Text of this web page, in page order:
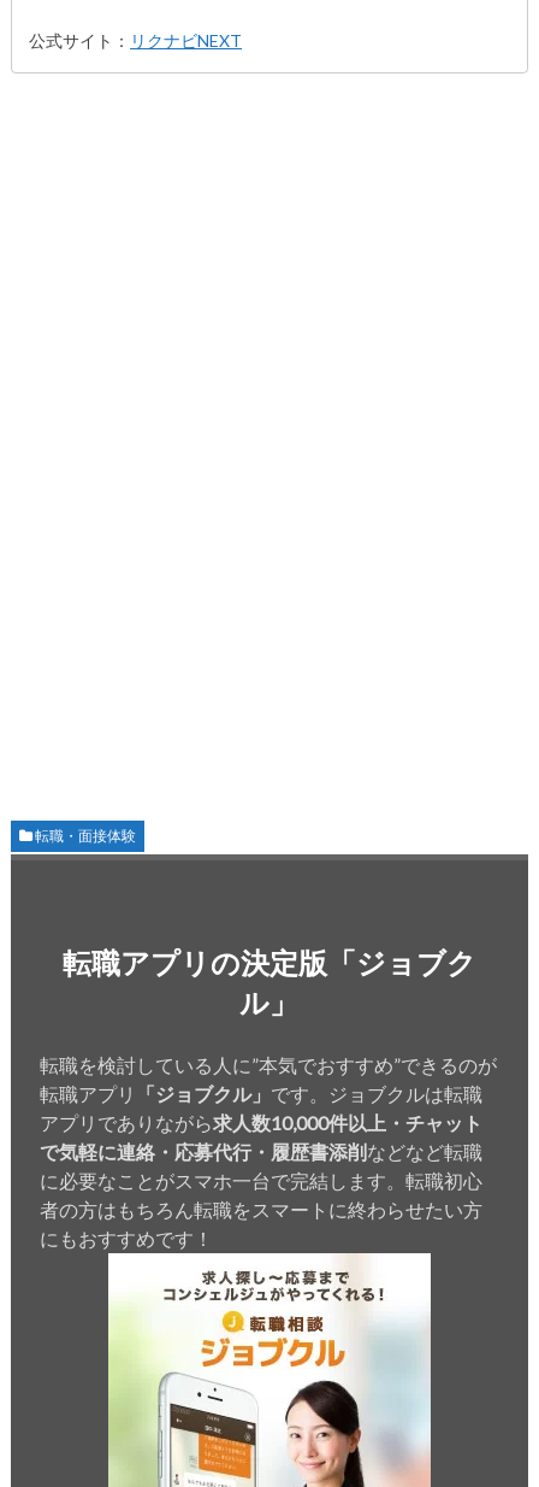
公式サイト： リクナビNEXT
転職・面接体験
転職アプリの決定版「ジョブク
ル」
転職を検討している人に”本気でおすすめ”できるのが
転職アプリ
「ジョブクル」 です。ジョブクルは転職
アプリでありながら求人数10,000件以上・チャット
で気軽に連絡・応募代行・履歴書添削などなど転職
に必要なことがスマホ一台で完結します。転職初心
者の方はもちろん転職をスマートに終わらせたい方
にもおすすめです！